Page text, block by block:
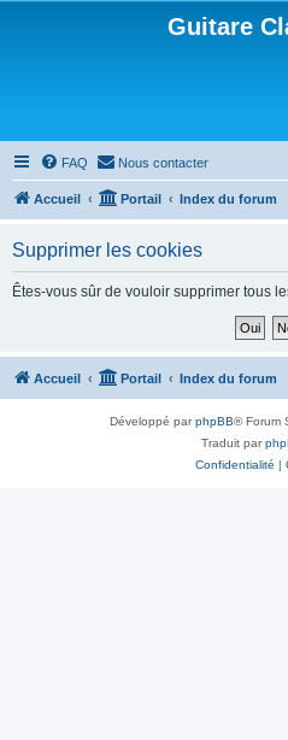
Guitare
FAQ Nous contacter
Accueil Portail Index du forum
Supprimer les cookies
Êtes-vous sûr de vouloir supprimer tous
Accueil Portail Index du forum
Développé parphpBB® Forum
Traduit par
Confidentialité |